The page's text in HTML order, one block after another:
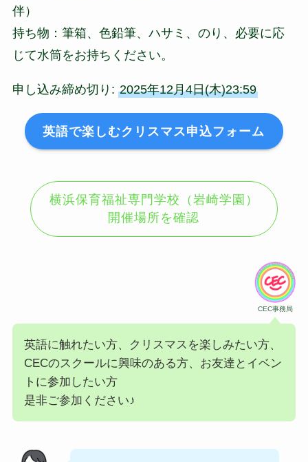
伴）
持ち物：筆箱、色鉛筆、ハサミ、のり、必要に応
じて水筒をお持ちください。
申し込み締め切り: 2025年12月4日(木)23:59
英語で楽しむクリスマス申込フォーム
横浜保育福祉専門学校（岩崎学園）
開催場所を確認
CEC事務局
英語に触れたい方、クリスマスを楽しみたい方、
CECのスクールに興味のある方、お友達とイベン
トに参加したい方
是非ご参加ください♪